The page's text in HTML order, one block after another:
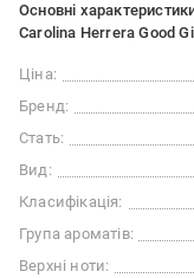
Основні
Carolina Herrera Good
Ціна:
Бренд:
Стать:
Вид:
Класифікація:
Група ароматів:
Верхні ноти: